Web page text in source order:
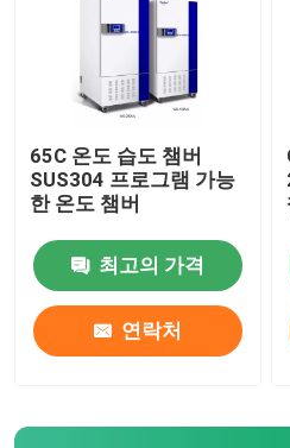
65C 온도 습도 챔버
SUS304 프로그램 가능
한 온도 챔버
최고의 가격
연락처